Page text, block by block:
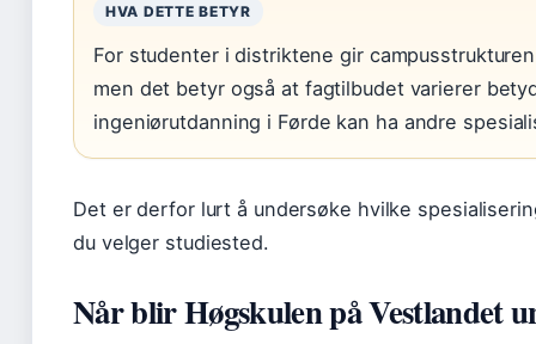
HVA DETTE BETYR
For studenter i distriktene gir
men det betyr også at fagtilbudet varierer
ingeniørutdanning i Førde kan ha andre
Det er derfor lurt å undersøke hvilke
du velger studiested.
Når blir Høgskulen på Vestlandet